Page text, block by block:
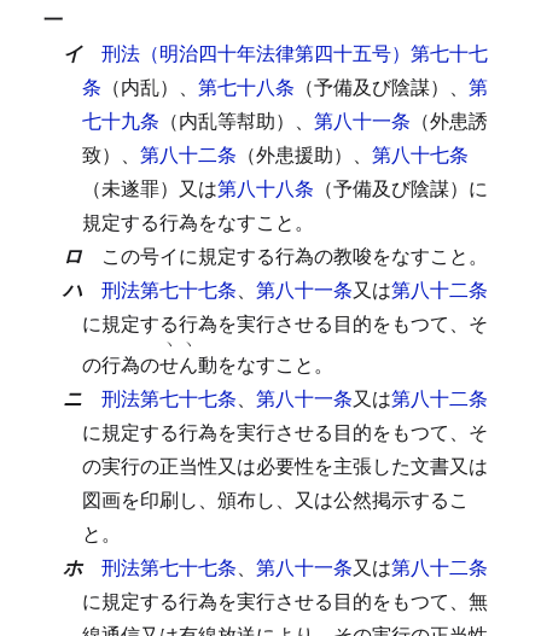
一
イ 刑法（明治四十年法律第四十五号）第七十七
条 （内乱）、 第七十八条 （予備及び陰謀）、 第
七十九条 （内乱等幇助）、 第八十一条 （外患誘
致）、 第八十二条 （外患援助）、 第八十七条
（未遂罪）又は第八十八条 （予備及び陰謀）に
規定する行為をなすこと。
ロ この号イに規定する行為の教唆をなすこと。
ハ 刑法第七十七条、 第八十一条又は第八十二条
に規定する行為を実行させる目的をもつて、そ
の行為のせ
ヽ
ん
ヽ
動をなすこと。
ニ 刑法第七十七条、 第八十一条又は第八十二条
に規定する行為を実行させる目的をもつて、そ
の実行の正当性又は必要性を主張した文書又は
図画を印刷し、頒布し、又は公然掲示するこ
と。
ホ 刑法第七十七条、 第八十一条又は第八十二条
に規定する行為を実行させる目的をもつて、無